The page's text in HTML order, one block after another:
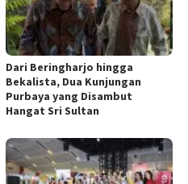
Dari Beringharjo hingga
Bekalista, Dua Kunjungan
Purbaya yang Disambut
Hangat Sri Sultan